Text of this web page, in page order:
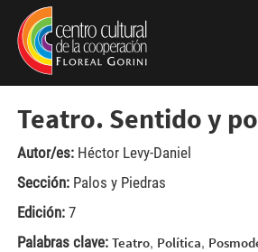
Pasar al contenido principal
Jump to main content
Teatro. Sentido y
Autor/es: Héctor Levy-Daniel
Sección: Palos y Piedras
Edición: 7
Palabras clave: Teatro, Política,